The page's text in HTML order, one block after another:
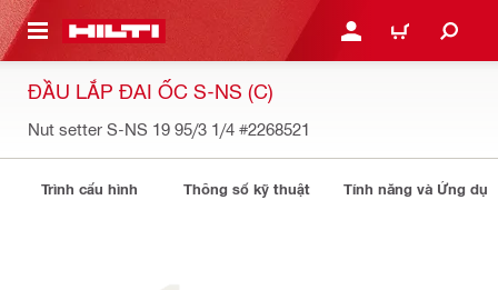
NỘI DUNG CHÍNH ĐĂNG NHẬP HOẶC
GIỎ HÀNG
ĐẦU LẮP ĐAI ỐC S-NS (C)
Nut setter S-NS 19 95/3 1/4 #2268521
Trình cấu hình Thông số kỹ thuật Tính năng và Ứng